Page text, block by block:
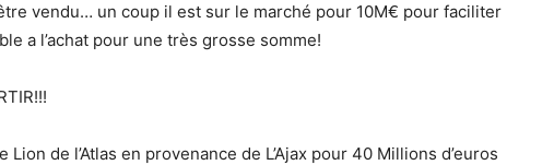
vendu… un coup il est sur le marché pour 10M€ pour faciliter
a l’achat pour une très grosse somme!
de l’Atlas en provenance de L’Ajax pour 40 Millions d’euros